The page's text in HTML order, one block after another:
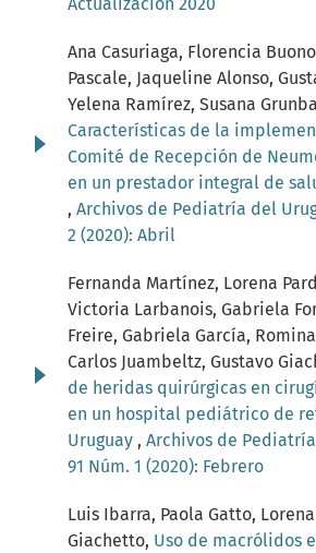
Actualización 2020
Ana Casuriaga, Florencia
Pascale, Jaqueline Alonso,
Yelena Ramírez, Susana
Características de la
Comité de Recepción de
en un prestador integral de
, Archivos de Pediatría del
2 (2020): Abril
Fernanda Martínez, Lorena
Victoria Larbanois, Gabriela
Freire, Gabriela García,
Carlos Juambeltz, Gustavo
de heridas quirúrgicas en
en un hospital pediátrico de
Uruguay , Archivos de
91 Núm. 1 (2020): Febrero
Luis Ibarra, Paola Gatto,
Giachetto, Uso de macrólidos